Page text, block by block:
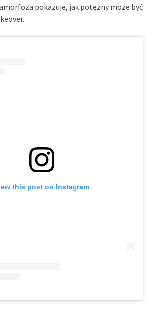
pokazuje, jak potężny może być
this post on Instagram